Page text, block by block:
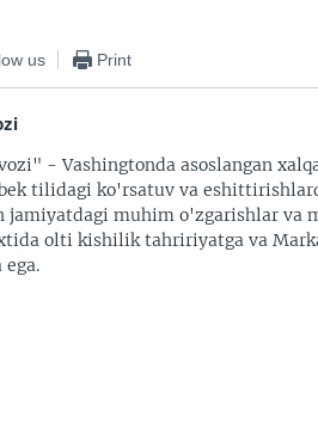
us Print
- Vashingtonda asoslangan
tilidagi ko'rsatuv va
jamiyatdagi muhim o'zgarishlar va
olti kishilik tahririyatga va